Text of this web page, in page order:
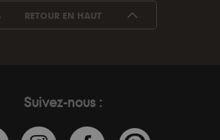
RETOUR EN HAUT
Suivez-nous :